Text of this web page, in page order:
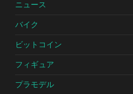
ニュース
バイク
ビットコイン
フィギュア
プラモデル